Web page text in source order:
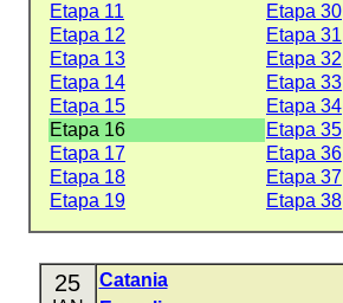
Etapa 11
Etapa 30
Etapa 12
Etapa 31
Etapa 13
Etapa 32
Etapa 14
Etapa 33
Etapa 15
Etapa 34
Etapa 16
Etapa 35
Etapa 17
Etapa 36
Etapa 18
Etapa 37
Etapa 19
Etapa 38
25 Catania